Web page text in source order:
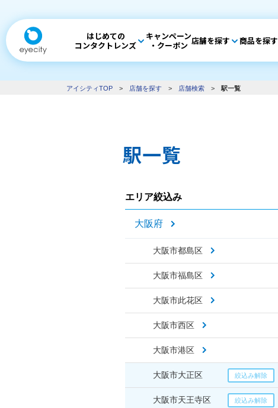
はじめての
コンタクトレンズ
キャンペーン
・クーポン 店舗を探す 商品を探す
アイシティTOP > 店舗を探す > 店舗検索 > 駅一覧
駅一覧
エリア絞込み
大阪府
大阪市都島区
大阪市福島区
大阪市此花区
大阪市西区
大阪市港区
大阪市大正区
大阪市天王寺区